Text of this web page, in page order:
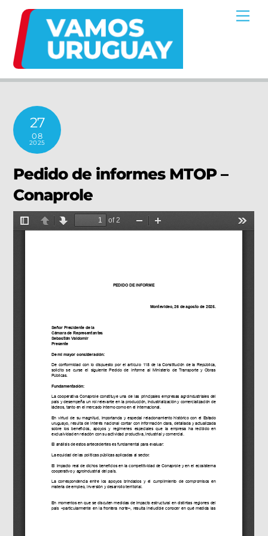
content
27
08
2025
Pedido de informes MTOP –
Conaprole